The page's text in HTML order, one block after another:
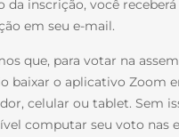
da inscrição, você
em seu e-mail.
que, para votar na
baixar o aplicativo Zoom
celular ou tablet. Sem
computar seu voto nas